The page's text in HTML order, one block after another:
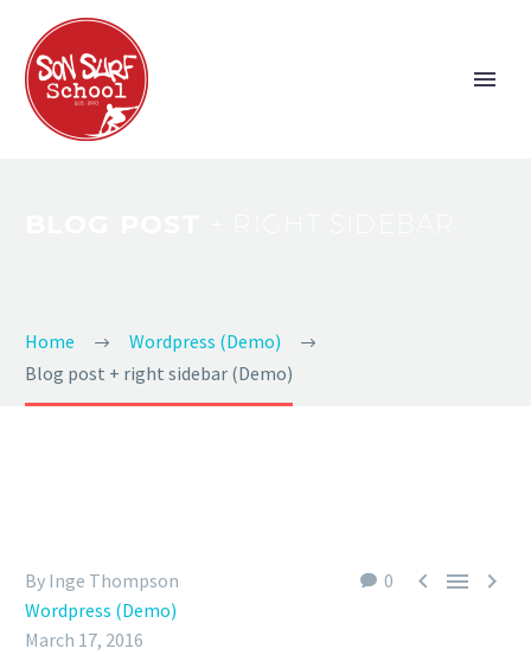
Home
Wordpress (Demo)
Blog post + right sidebar (Demo)
0   
By Inge Thompson
Wordpress (Demo)
March 17, 2016